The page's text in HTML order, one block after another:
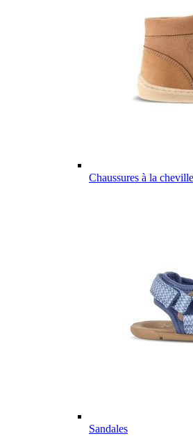
Chaussures à la
Sandales